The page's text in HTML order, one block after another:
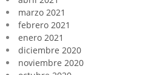
marzo 2021
febrero 2021
enero 2021
diciembre 2020
noviembre 2020